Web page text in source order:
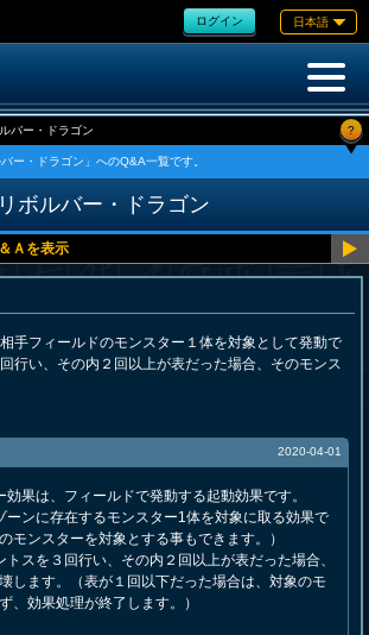
ログイン 日本語
バー・ドラゴン ?
ー・ドラゴン」へのQ&A一覧です。
リボルバー・ドラゴン
手フィールドのモンスター１体を対象として発動で
行い、その内２回以上が表だった場合、そのモンス
2020-04-01
果は、フィールドで発動する起動効果です。
ーンに存在するモンスター1体を対象に取る効果で
モンスターを対象とする事もできます。）
スを３回行い、その内２回以上が表だった場合、
します。（表が１回以下だった場合は、対象のモ
、効果処理が終了します。）